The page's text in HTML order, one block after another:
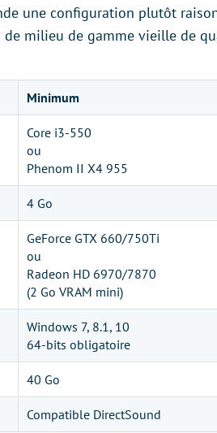
une configuration plutôt
milieu de gamme vieille de
Minimum
Core i3-550
ou
Phenom II X4 955
4 Go
GeForce GTX 660/750Ti
ou
Radeon HD 6970/7870
(2 Go VRAM mini)
Windows 7, 8.1, 10
64-bits obligatoire
40 Go
Compatible DirectSound